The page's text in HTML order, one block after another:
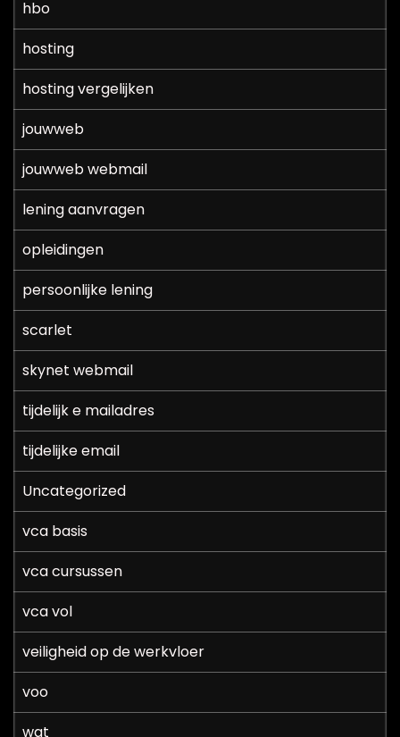
hbo
hosting
hosting vergelijken
jouwweb
jouwweb webmail
lening aanvragen
opleidingen
persoonlijke lening
scarlet
skynet webmail
tijdelijk e mailadres
tijdelijke email
Uncategorized
vca basis
vca cursussen
vca vol
veiligheid op de werkvloer
voo
wat